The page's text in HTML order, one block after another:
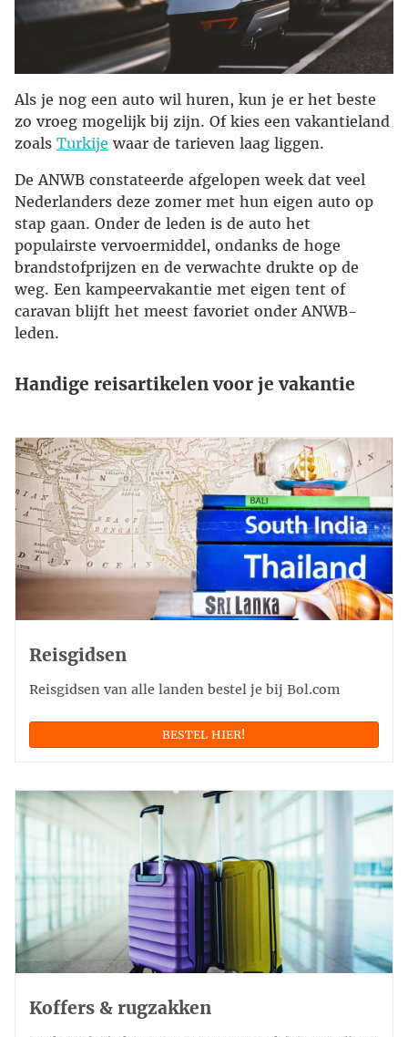
Als je nog een auto wil huren, kun je er het beste
zo vroeg mogelijk bij zijn. Of kies een vakantieland
zoals Turkije waar de tarieven laag liggen.
De ANWB constateerde afgelopen week dat veel
Nederlanders deze zomer met hun eigen auto op
stap gaan. Onder de leden is de auto het
populairste vervoermiddel, ondanks de hoge
brandstofprijzen en de verwachte drukte op de
weg. Een kampeervakantie met eigen tent of
caravan blijft het meest favoriet onder ANWB-
leden.
Handige reisartikelen voor je vakantie
Reisgidsen
Reisgidsen van alle landen bestel je bij Bol.com
BESTEL HIER!
Koffers & rugzakken